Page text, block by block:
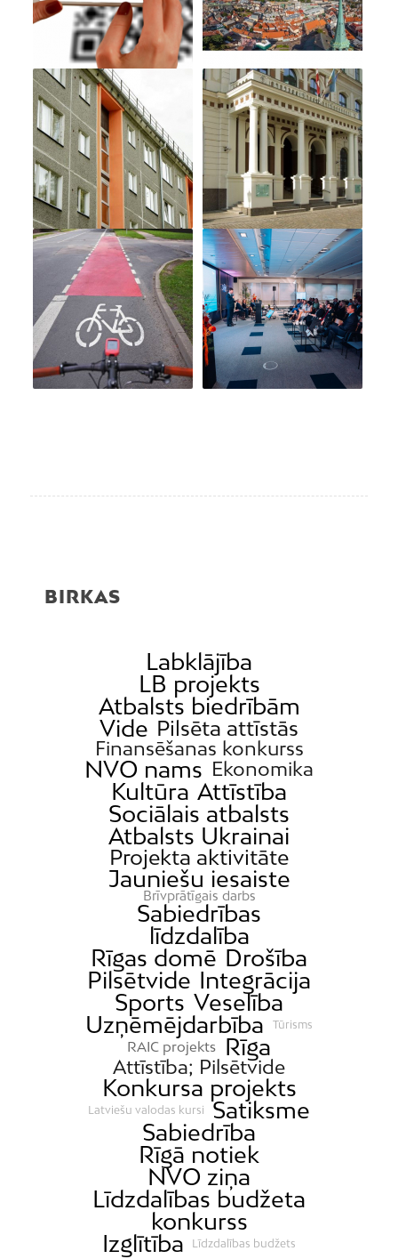
BIRKAS
Labklājība
LB projekts
Atbalsts biedrībām
Vide Pilsēta attīstās
Finansēšanas konkurss
NVO nams Ekonomika
Kultūra Attīstība
Sociālais atbalsts
Atbalsts Ukrainai
Projekta aktivitāte
Jauniešu iesaiste
Brīvprātīgais darbs
Sabiedrības
līdzdalība
Rīgas domē Drošība
Pilsētvide Integrācija
Sports Veselība
Uzņēmējdarbība
Tūrisms
RAIC projekts Rīga
Attīstība; Pilsētvide
Konkursa projekts
Latviešu valodas kursi
Satiksme
Sabiedrība
Rīgā notiek
NVO ziņa
Līdzdalības budžeta
konkurss
Izglītība
Līdzdalības budžets